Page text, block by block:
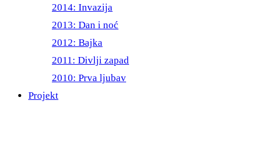
2014: Invazija
2013: Dan i noć
2012: Bajka
2011: Divlji zapad
2010: Prva ljubav
Projekt